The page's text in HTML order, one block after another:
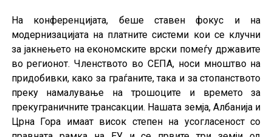
На конференцијата, беше ставен фокус и на
модернизацијата на платните системи кои се клучни
за јакнењето на економските врски помеѓу државите
во регионот. Членството во СЕПА, носи мноштво на
придобивки, како за граѓаните, така и за стопанството
преку намалување на трошоците и времето за
прекуграничните трансакции. Нашата земја, Албанија и
Црна Гора имаат висок степен на усогласеност со